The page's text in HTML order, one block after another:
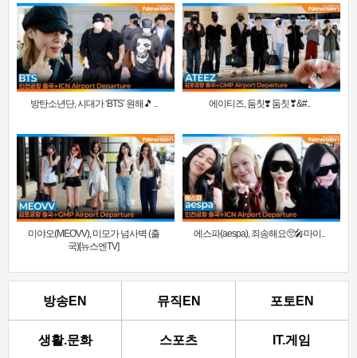
방탄소년단, 시대가 ‘BTS’ 원해🎵 .. 에이티즈, 둠칫❣️ 둠칫❣&#..
미야오(MEOVV), 미모가 넘사벽 (출
국)[뉴스엔TV]
에스파(aespa), 죄송해요🥺🎤마이..
방송EN 뮤직EN 포토EN
생활.문화 스포츠 IT.게임